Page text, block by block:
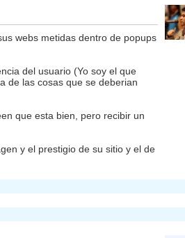
webs metidas dentro de popups
del usuario (Yo soy el que
de las cosas que se deberian
que esta bien, pero recibir un
y el prestigio de su sitio y el de